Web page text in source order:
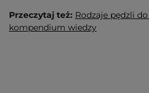
Przeczytaj też: Rodzaje pędzli
kompendium wiedzy